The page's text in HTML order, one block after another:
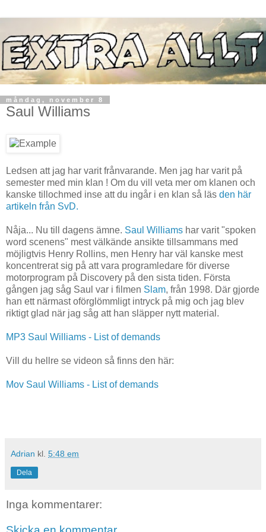
måndag, november 8
Saul Williams
Ledsen att jag har varit frånvarande. Men jag har varit på
semester med min klan ! Om du vill veta mer om klanen och
kanske tillochmed inse att du ingår i en klan så läs den här
artikeln från SvD.
Nåja... Nu till dagens ämne. Saul Williams har varit "spoken
word scenens" mest välkände ansikte tillsammans med
möjligtvis Henry Rollins, men Henry har väl kanske mest
koncentrerat sig på att vara programledare för diverse
motorprogram på Discovery på den sista tiden. Första
gången jag såg Saul var i filmen Slam, från 1998. Där gjorde
han ett närmast oförglömmligt intryck på mig och jag blev
riktigt glad när jag såg att han släpper nytt material.
MP3 Saul Williams - List of demands
Vill du hellre se videon så finns den här:
Mov Saul Williams - List of demands
Adrian kl. 5:48 em
Dela
Inga kommentarer: